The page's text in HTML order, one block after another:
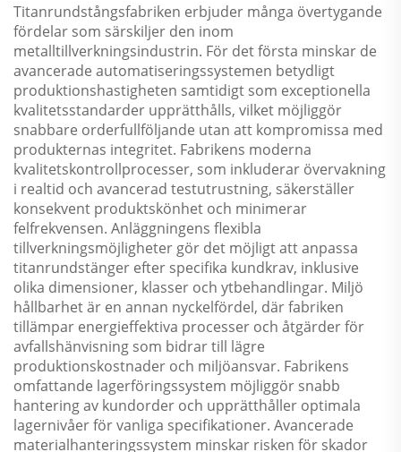
Titanrundstångsfabriken erbjuder många övertygande
fördelar som särskiljer den inom
metalltillverkningsindustrin. För det första minskar de
avancerade automatiseringssystemen betydligt
produktionshastigheten samtidigt som exceptionella
kvalitetsstandarder upprätthålls, vilket möjliggör
snabbare orderfullföljande utan att kompromissa med
produkternas integritet. Fabrikens moderna
kvalitetskontrollprocesser, som inkluderar övervakning
i realtid och avancerad testutrustning, säkerställer
konsekvent produktskönhet och minimerar
felfrekvensen. Anläggningens flexibla
tillverkningsmöjligheter gör det möjligt att anpassa
titanrundstänger efter specifika kundkrav, inklusive
olika dimensioner, klasser och ytbehandlingar. Miljö
hållbarhet är en annan nyckelfördel, där fabriken
tillämpar energieffektiva processer och åtgärder för
avfallshänvisning som bidrar till lägre
produktionskostnader och miljöansvar. Fabrikens
omfattande lagerföringssystem möjliggör snabb
hantering av kundorder och upprätthåller optimala
lagernivåer för vanliga specifikationer. Avancerade
materialhanteringssystem minskar risken för skador